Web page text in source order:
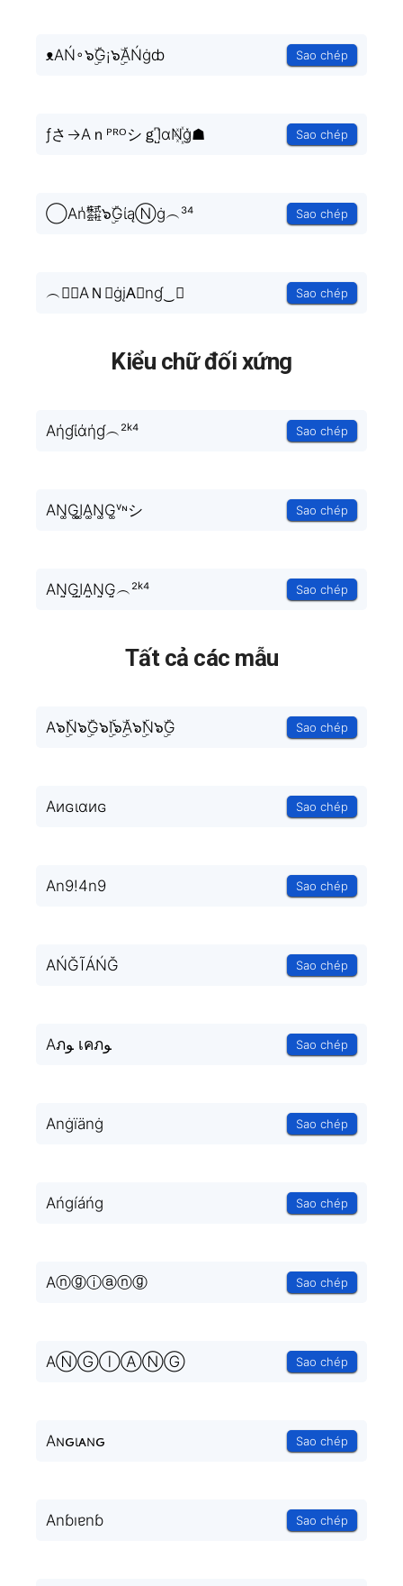
ᴥAŃ◦๖ۣۜG¡๖ۣۜAŃġȸ Sao chép
ƒさ→AｎᴾᴿᴼシｇI̺͆αN꙰ġ☗ Sao chép
◯An̾㍿๖ۣۜGίąⓃġ︵³⁴ Sao chép
︵❻❾AＮ☓ġįA⃗nɠ‿✿ Sao chép
Kiểu chữ đối xứng
Aήɠίάήɠ︵²ᵏ⁴ Sao chép
AN͚G͚I͚A͚N͚G͚ᵛᶰシ Sao chép
AN̤̮G̤̮I̤̮A̤̮N̤̮G̤̮︵²ᵏ⁴ Sao chép
Tất cả các mẫu
A๖ۣۜN๖ۣۜG๖ۣۜI๖ۣۜA๖ۣۜN๖ۣۜG Sao chép
Aиɢιαиɢ Sao chép
An9!4n9 Sao chép
AŃĞĨÁŃĞ Sao chép
Sao chép
Anġïänġ Sao chép
Ańgíáńg Sao chép
Aⓝⓖⓘⓐⓝⓖ Sao chép
AⓃⒼⒾⒶⓃⒼ Sao chép
Aɴԍιᴀɴԍ Sao chép
Anɓıɐnɓ Sao chép